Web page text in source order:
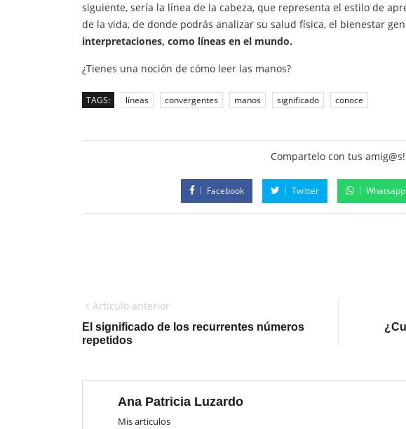
siguiente, sería la línea de la cabeza, que representa el estilo de
de la vida, de donde podrás analizar su salud física, el bienestar
interpretaciones, como líneas en el mundo.
¿Tienes una noción de cómo leer las manos?
TAGS: líneas convergentes manos significado conoce
Compartelo con tus amig@s!
Facebook Twitter Whatsapp
Artículo anterior
El significado de los recurrentes números
repetidos
Ana Patricia Luzardo
Mis articulos